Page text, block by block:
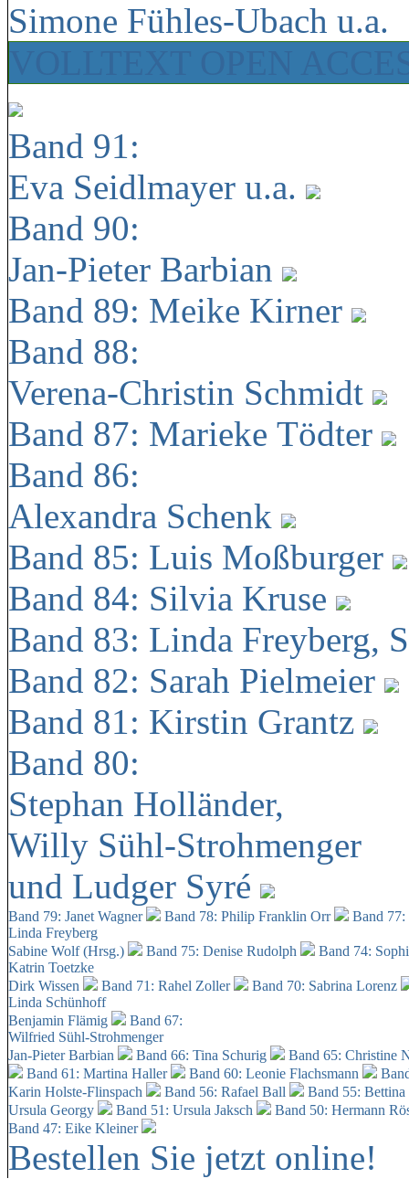
Simone Fühles-Ubach u.a.
Band 91:
Eva Seidlmayer u.a.
Band 90:
Jan-Pieter Barbian
Band 89: Meike Kirner
Band 88:
Verena-Christin Schmidt
Band 87: Marieke Tödter
Band 86:
Alexandra Schenk
Band 85: Luis Moßburger
Band 84: Silvia Kruse
Band 83: Linda Freyberg,
Band 82: Sarah Pielmeier
Band 81: Kirstin Grantz
Band 80:
Stephan Holländer,
Willy Sühl-Strohmenger
und Ludger Syré
Band 79: Janet Wagner Band 78: Philip Franklin Orr
Band
Linda Freyberg
Sabine Wolf (Hrsg.)
Band 75: Denise Rudolph
Band 74:
Katrin Toetzke
Dirk Wissen
Band 71: Rahel Zoller
Band 70: Sabrina Lorenz
Linda Schünhoff
Benjamin Flämig
Band 67:
Wilfried Sühl-Strohmenger
Jan-Pieter Barbian
Band 66: Tina Schurig
Band 65: Christine
Band 61: Martina Haller
Band 60: Leonie Flachsmann
Karin Holste-Flinspach
Band 56: Rafael Ball
Band 55:
Ursula Georgy
Band 51: Ursula Jaksch Band 50: Hermann
Band 47: Eike Kleiner
Bestellen Sie jetzt online!